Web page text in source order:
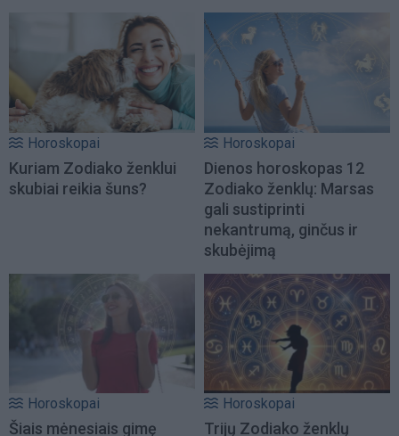
Horoskopai
Kuriam Zodiako ženklui
skubiai reikia šuns?
Horoskopai
Dienos horoskopas 12
Zodiako ženklų: Marsas
gali sustiprinti
nekantrumą, ginčus ir
skubėjimą
Horoskopai
Šiais mėnesiais gimę
Horoskopai
Trijų Zodiako ženklų